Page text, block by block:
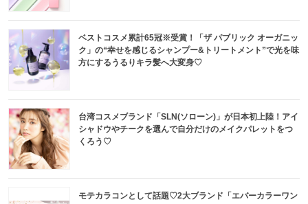
ベストコスメ累計65冠※受賞！「ザ パブリック オーガニッ
ク」の“幸せを感じるシャンプー&トリートメント”で光を味
方にするうるりキラ髪へ大変身♡
台湾コスメブランド「SLN(ソローン)」が日本初上陸！アイ
シャドウやチークを選んで自分だけのメイクパレットをつ
くろう♡
モテカラコンとして話題♡2大ブランド「エバーカラーワン